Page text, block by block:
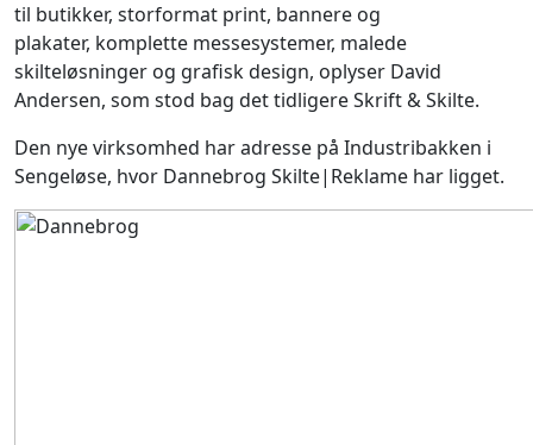
til butikker, storformat print, bannere og
plakater, komplette messesystemer, malede
skilteløsninger og grafisk design, oplyser David
Andersen, som stod bag det tidligere Skrift & Skilte.
Den nye virksomhed har adresse på Industribakken i
Sengeløse, hvor Dannebrog Skilte|Reklame har ligget.